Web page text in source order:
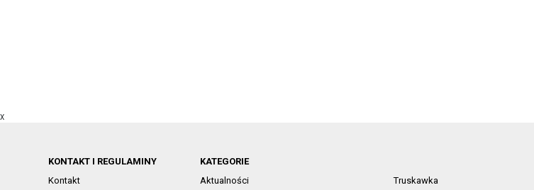
X
KONTAKT I REGULAMINY
Kontakt
KATEGORIE
Aktualności
Truskawka